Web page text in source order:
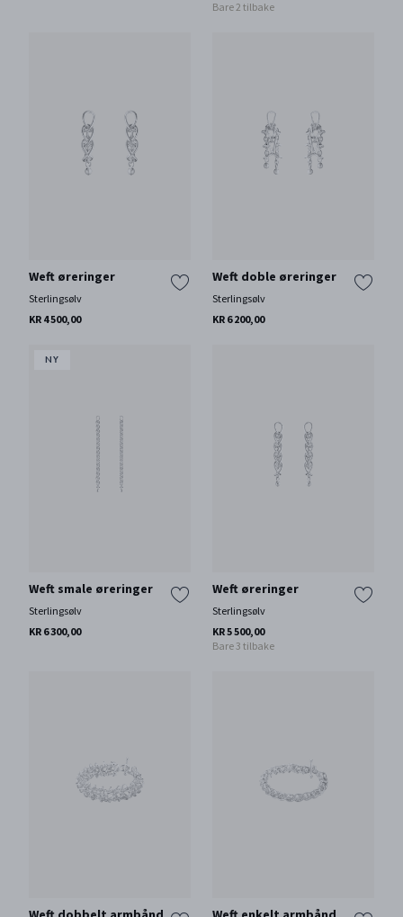
Bare 2 tilbake
Weft øreringer
Sterlingsølv
KR 4 500,00
Weft doble øreringer
Sterlingsølv
KR 6 200,00
Weft smale øreringer
Sterlingsølv
KR 6 300,00
Weft øreringer
Sterlingsølv
KR 5 500,00
Bare 3 tilbake